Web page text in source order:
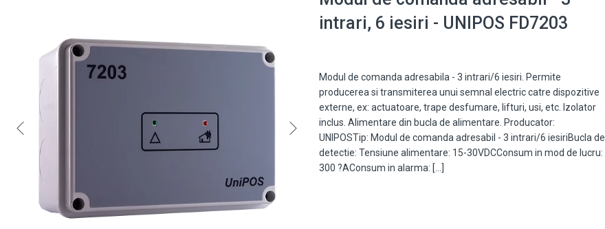
intrari, 6 iesiri - UNIPOS FD7203
Modul de comanda adresabila - 3 intrari/6 iesiri. Permite
producerea si transmiterea unui semnal electric catre dispozitive
externe, ex: actuatoare, trape desfumare, lifturi, usi, etc. Izolator
inclus. Alimentare din bucla de alimentare. Producator:
UNIPOSTip: Modul de comanda adresabil - 3 intrari/6 iesiriBucla de
detectie: Tensiune alimentare: 15-30VDCConsum in mod de lucru:
300 ?AConsum in alarma: […]